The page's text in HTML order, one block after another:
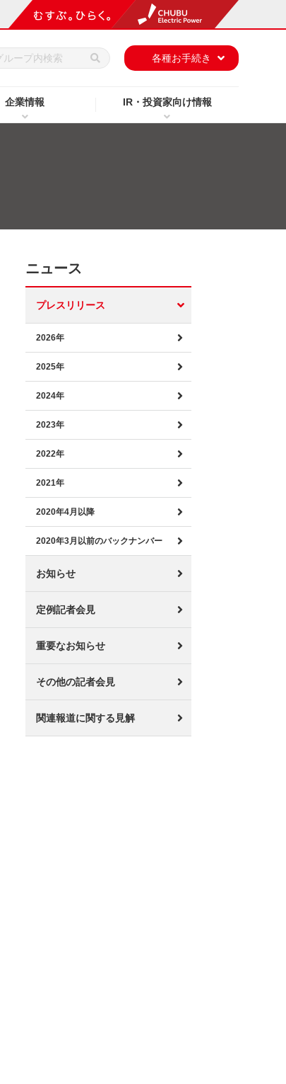
企業情報 IR・投資家向け情報
各種お手続き
ニュース
プレスリリース
2026年
2025年
2024年
2023年
2022年
2021年
2020年4月以降
2020年3月以前のバックナンバー
お知らせ
定例記者会見
重要なお知らせ
その他の記者会見
関連報道に関する見解